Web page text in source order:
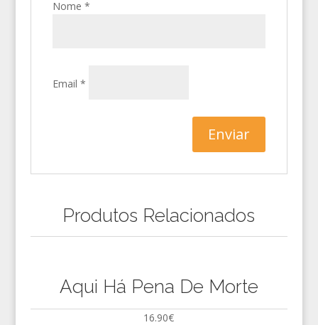
Nome *
Email *
Produtos Relacionados
Aqui Há Pena De Morte
16.90€